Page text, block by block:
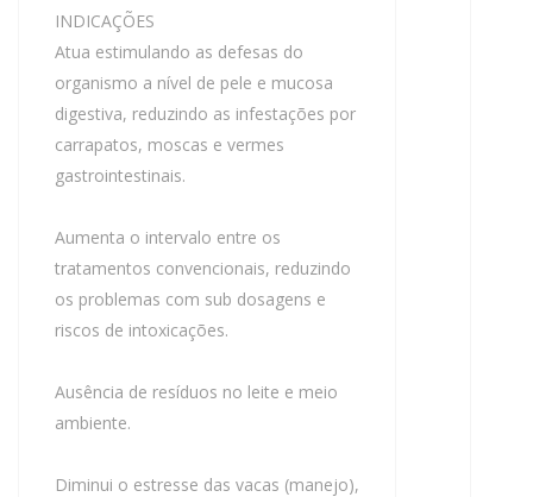
INDICAÇÕES
Atua estimulando as defesas do
organismo a nível de pele e mucosa
digestiva, reduzindo as infestações por
carrapatos, moscas e vermes
gastrointestinais.
Aumenta o intervalo entre os
tratamentos convencionais, reduzindo
os problemas com sub dosagens e
riscos de intoxicações.
Ausência de resíduos no leite e meio
ambiente.
Diminui o estresse das vacas (manejo),